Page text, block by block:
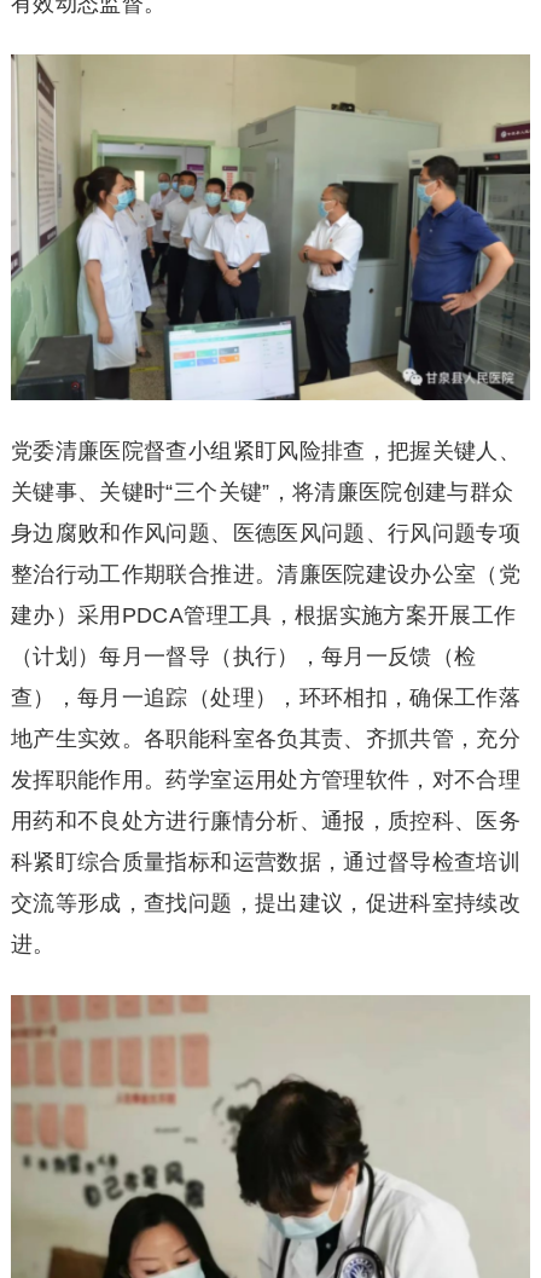
党委清廉医院督查小组紧盯风险排查，把握关键人、
关键事、关键时“三个关键”，将清廉医院创建与群众
身边腐败和作风问题、医德医风问题、行风问题专项
整治行动工作期联合推进。清廉医院建设办公室（党
建办）采用PDCA管理工具，根据实施方案开展工作
（计划）每月一督导（执行），每月一反馈（检
查），每月一追踪（处理），环环相扣，确保工作落
地产生实效。各职能科室各负其责、齐抓共管，充分
发挥职能作用。药学室运用处方管理软件，对不合理
用药和不良处方进行廉情分析、通报，质控科、医务
科紧盯综合质量指标和运营数据，通过督导检查培训
交流等形成，查找问题，提出建议，促进科室持续改
进。